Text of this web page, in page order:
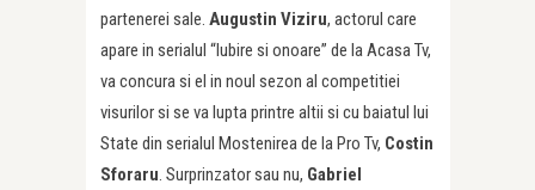
partenerei sale. Augustin Viziru, actorul care
apare in serialul “Iubire si onoare” de la Acasa Tv,
va concura si el in noul sezon al competitiei
visurilor si se va lupta printre altii si cu baiatul lui
State din serialul Mostenirea de la Pro Tv, Costin
Sforaru. Surprinzator sau nu, Gabriel